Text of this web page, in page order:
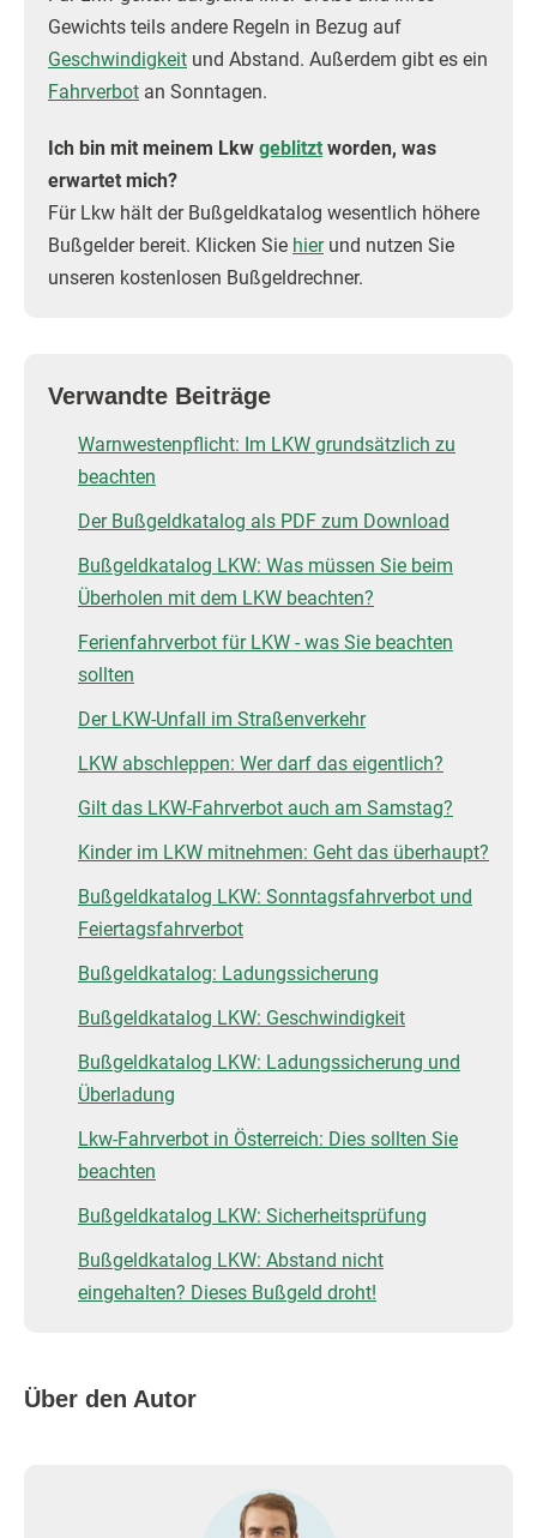
Gewichts teils andere Regeln in Bezug auf
Geschwindigkeit und Abstand. Außerdem gibt es ein
Fahrverbot an Sonntagen.
Ich bin mit meinem Lkw geblitzt worden, was
erwartet mich?
Für Lkw hält der Bußgeldkatalog wesentlich höhere
Bußgelder bereit. Klicken Sie hierund nutzen Sie
unseren kostenlosen Bußgeldrechner.
Verwandte Beiträge
Warnwestenpflicht: Im LKW grundsätzlich zu
beachten
Der Bußgeldkatalog als PDF zum Download
Bußgeldkatalog LKW: Was müssen Sie beim
Überholen mit dem LKW beachten?
Ferienfahrverbot für LKW - was Sie beachten
sollten
Der LKW-Unfall im Straßenverkehr
LKW abschleppen: Wer darf das eigentlich?
Gilt das LKW-Fahrverbot auch am Samstag?
Kinder im LKW mitnehmen: Geht das überhaupt?
Bußgeldkatalog LKW: Sonntagsfahrverbot und
Feiertagsfahrverbot
Bußgeldkatalog: Ladungssicherung
Bußgeldkatalog LKW: Geschwindigkeit
Bußgeldkatalog LKW: Ladungssicherung und
Überladung
Lkw-Fahrverbot in Österreich: Dies sollten Sie
beachten
Bußgeldkatalog LKW: Sicherheitsprüfung
Bußgeldkatalog LKW: Abstand nicht
eingehalten? Dieses Bußgeld droht!
Über den Autor